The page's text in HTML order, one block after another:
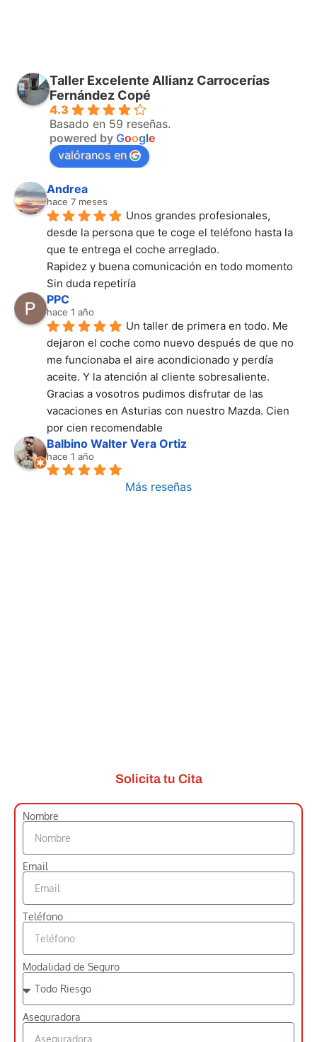
Taller Excelente Allianz Carrocerías
Fernández Copé
4.3
Basado en 59 reseñas.
powered by Google
valóranos en
Andrea
hace 7 meses
Unos grandes profesionales,
desde la persona que te coge el teléfono hasta la
que te entrega el coche arreglado.
Rapidez y buena comunicación en todo momento
Sin duda repetiría
PPC
hace 1 año
Un taller de primera en todo. Me
dejaron el coche como nuevo después de que no
me funcionaba el aire acondicionado y perdía
aceite. Y la atención al cliente sobresaliente.
Gracias a vosotros pudimos disfrutar de las
vacaciones en Asturias con nuestro Mazda. Cien
por cien recomendable
Balbino Walter Vera Ortiz
hace 1 año
Más reseñas
Solicita tu Cita
Nombre
Email
Teléfono
Modalidad de Seguro
Aseguradora